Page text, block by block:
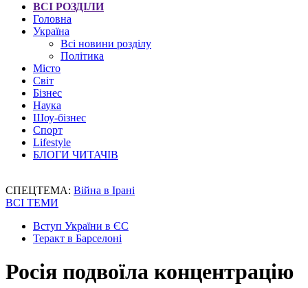
ВСІ РОЗДІЛИ
Головна
Україна
Всі новини розділу
Політика
Місто
Світ
Бізнес
Наука
Шоу-бізнес
Спорт
Lifestyle
БЛОГИ ЧИТАЧІВ
СПЕЦТЕМА: Війна в Ірані
ВСІ ТЕМИ
Вступ України в ЄС
Теракт в Барселоні
Росія подвоїла концентрацію